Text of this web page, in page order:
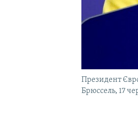
Президент
Брюссель, 17